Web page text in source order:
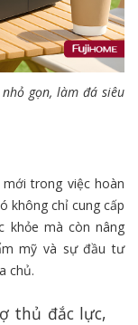
gọn, làm đá siêu
trong việc hoàn
không chỉ cung cấp
khỏe mà còn nâng
mỹ và sự đầu tư
chủ.
thủ đắc lực,